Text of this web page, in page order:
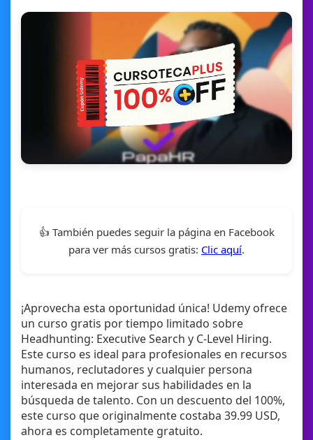
👍 También puedes seguir la página en Facebook
para ver más cursos gratis: Clic aquí.
¡Aprovecha esta oportunidad única! Udemy ofrece
un curso gratis por tiempo limitado sobre
Headhunting: Executive Search y C-Level Hiring.
Este curso es ideal para profesionales en recursos
humanos, reclutadores y cualquier persona
interesada en mejorar sus habilidades en la
búsqueda de talento. Con un descuento del 100%,
este curso que originalmente costaba 39.99 USD,
ahora es completamente gratuito.